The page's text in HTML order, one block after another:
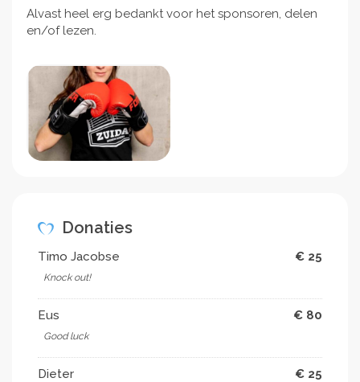
Alvast heel erg bedankt voor het sponsoren, delen
en/of lezen.
Donaties
Timo Jacobse € 25
Knock out!
Eus € 80
Good luck
Dieter € 25